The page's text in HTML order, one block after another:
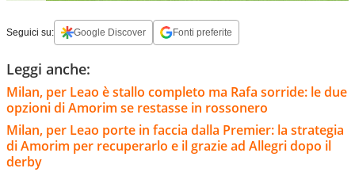
Seguici su: Google Discover Fonti preferite
Leggi anche:
Milan, per Leao è stallo completo ma Rafa sorride: le due
opzioni di Amorim se restasse in rossonero
Milan, per Leao porte in faccia dalla Premier: la strategia
di Amorim per recuperarlo e il grazie ad Allegri dopo il
derby